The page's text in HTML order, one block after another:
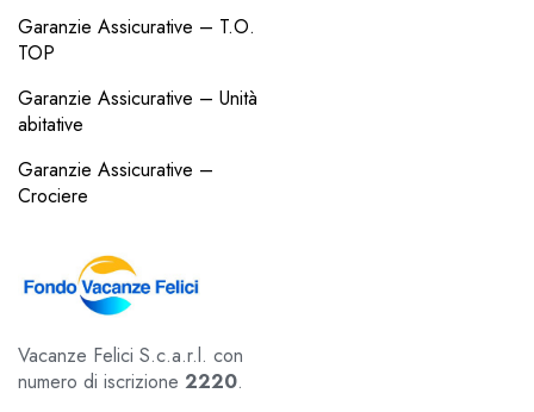
Garanzie Assicurative – T.O.
TOP
Garanzie Assicurative – Unità
abitative
Garanzie Assicurative –
Crociere
Vacanze Felici S.c.a.r.l. con
numero di iscrizione 2220.